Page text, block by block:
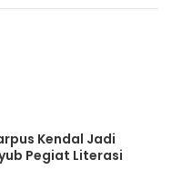
Kendal Jadi
Pegiat Literasi